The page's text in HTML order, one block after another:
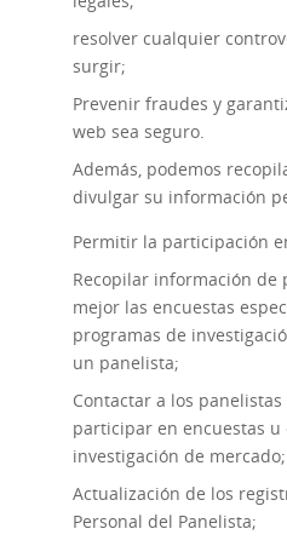
resolver cualquier
surgir;
Prevenir fraudes y
web sea seguro.
Además, podemos
divulgar su información
Permitir la participación
Recopilar información
mejor las encuestas
programas de
un panelista;
Contactar a los
participar en encuestas
investigación de mercado;
Actualización de los
Personal del Panelista;